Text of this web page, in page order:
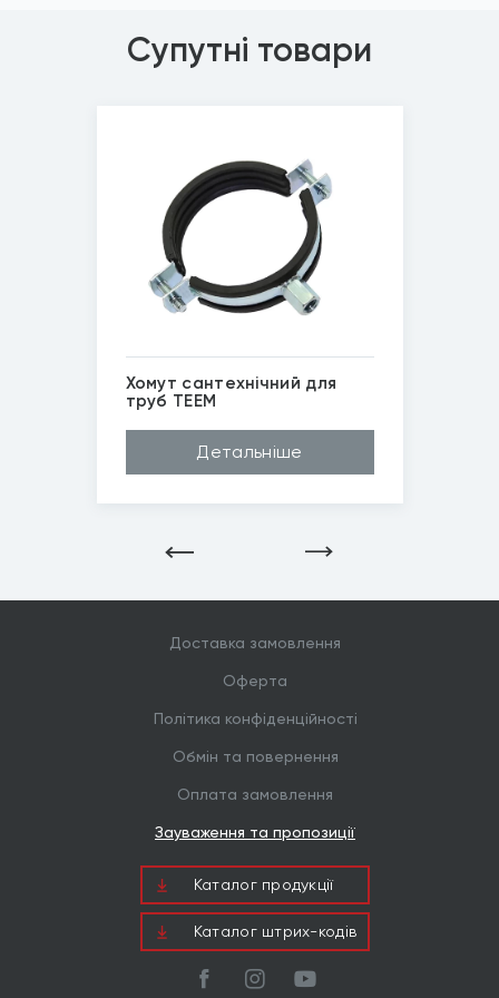
Супутні товари
Хомут сантехнічний для
труб TEEM
Цинк білий
Сталь
Ширина (B)
55мм, 76мм, 160м...
Діаметр тр...
12-16мм, 15-19мм...
Детальніше
Доставка замовлення
Оферта
Політика конфіденційності
Обмін та повернення
Оплата замовлення
Зауваження та пропозиції
Каталог продукцiї
Каталог штрих-кодів